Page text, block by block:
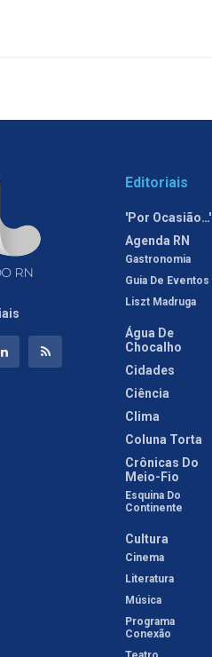
Editoriais
'Por Ocasião…'
Agenda RN
Gastronomia
Guia De Eventos
Liszt Madruga
Água De
Chocalho
Cidades
Ciência
Clima
Coluna Torta
Crônicas Do
Meio-Fio
Esquina Do
Continente
Cultura
Cinema
Literatura
Música
Programa
Conexão